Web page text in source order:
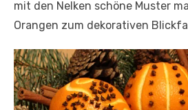
mit den Nelken schöne Muster
Orangen zum dekorativen